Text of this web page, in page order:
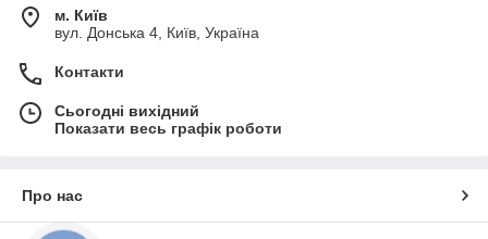
м. Київ
вул. Донська 4, Київ, Україна
Контакти
Сьогодні вихідний
Показати весь графік роботи
Про нас